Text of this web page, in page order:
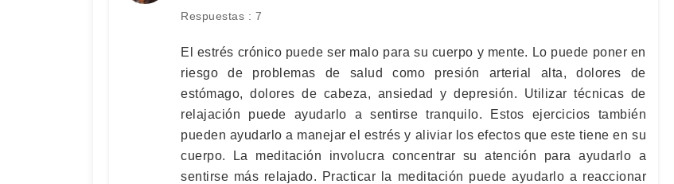
Respuestas : 7
El estrés crónico puede ser malo para su cuerpo y mente. Lo puede poner en
riesgo de problemas de salud como presión arterial alta, dolores de
estómago, dolores de cabeza, ansiedad y depresión. Utilizar técnicas de
relajación puede ayudarlo a sentirse tranquilo. Estos ejercicios también
pueden ayudarlo a manejar el estrés y aliviar los efectos que este tiene en su
cuerpo. La meditación involucra concentrar su atención para ayudarlo a
sentirse más relajado. Practicar la meditación puede ayudarlo a reaccionar